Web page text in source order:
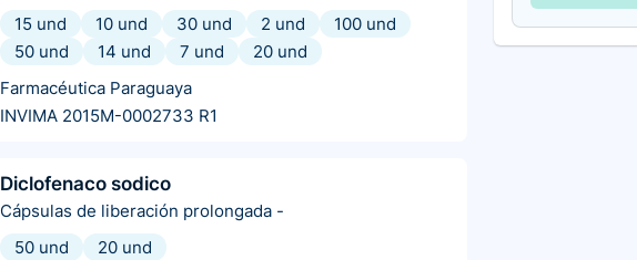
15 und
10 und 30 und 2 und
100 und
50 und
14 und 7 und
20 und
Farmacéutica Paraguaya
INVIMA 2015M-0002733 R1
Diclofenaco sodico
Cápsulas de liberación prolongada -
50 und
20 und